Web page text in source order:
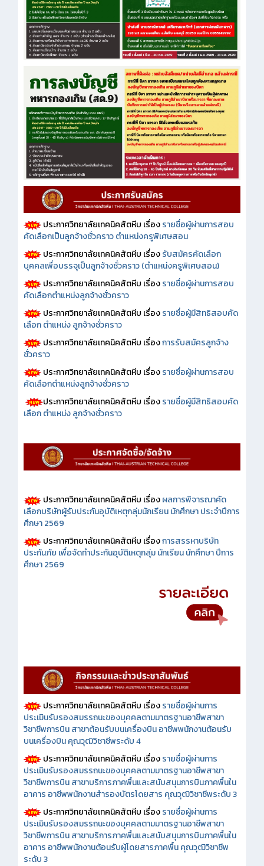
ประกาศวิทยาลัยเทคนิคสัตหีบ เรื่องรายชื่อผู้ผ่านการสอบ
คัดเลือกเป็นลูกจ้างชั่วคราว ตำแหน่งครูพิเศษสอน
ประกาศวิทยาลัยเทคนิคสัตหีบ เรื่องรับสมัครคัดเลือก
บุคคลเพื่อบรรจุเป็นลูกจ้างชั่วคราว (ตำแหน่งครูพิเศษสอน)
ประกาศวิทยาลัยเทคนิคสัตหีบ เรื่องรายชื่อผู้ผ่านการสอบ
คัดเลือกตำแหน่งลูกจ้างชั่วคราว
ประกาศวิทยาลัยเทคนิคสัตหีบ เรื่องรายชื่อผู้มีสิทธิสอบคัด
เลือก ตำแหน่ง ลูกจ้างชั่วคราว
ประกาศวิทยาลัยเทคนิคสัตหีบ เรื่องการรับสมัครลูกจ้าง
ชั่วคราว
ประกาศวิทยาลัยเทคนิคสัตหีบ เรื่องรายชื่อผู้ผ่านการสอบ
คัดเลือกตำแหน่งลูกจ้างชั่วคราว
ประกาศวิทยาลัยเทคนิคสัตหีบ เรื่องรายชื่อผู้มีสิทธิสอบคัด
เลือก ตำแหน่ง ลูกจ้างชั่วคราว
ประกาศวิทยาลัยเทคนิคสัตหีบ เรื่องผลการพิจารณาคัด
เลือกบริษัทผู้รับประกันอุบัติเหตุกลุ่มนักเรียน นักศึกษา ประจำปีการ
ศึกษา 2569
ประกาศวิทยาลัยเทคนิคสัตหีบ เรื่องการสรรหาบริษัท
ประกันภัย เพื่อจัดทำประกันอุบัติเหตุกลุ่ม นักเรียน นักศึกษา ปีการ
ศึกษา 2569
ประกาศวิทยาลัยเทคนิคสัตหีบ เรื่องรายชื่อผู้ผ่านการ
ประเมินรับรองสมรรถนะของบุคคลตามมาตรฐานอาชีพสาขา
วิชาชีพการบิน สาขาต้อนรับบนเครื่องบิน อาชีพพนักงานต้อนรับ
บนเครื่องบิน คุณวุฒิวิชาชีพระดับ 4
ประกาศวิทยาลัยเทคนิคสัตหีบ เรื่องรายชื่อผู้ผ่านการ
ประเมินรับรองสมรรถนะของบุคคลตามมาตรฐานอาชีพสาขา
วิชาชีพการบิน สาขาบริการภาคพื้นและสนับสนุนการบินภาคพื้นใน
อาคาร อาชีพพนักงานสำรองบัตรโดยสาร คุณวุฒิวิชาชีพระดับ 3
ประกาศวิทยาลัยเทคนิคสัตหีบ เรื่องรายชื่อผู้ผ่านการ
ประเมินรับรองสมรรถนะของบุคคลตามมาตรฐานอาชีพสาขา
วิชาชีพการบิน สาขาบริการภาคพื้นและสนับสนุนการบินภาคพื้นใน
อาคาร อาชีพพนักงานต้อนรับผู้โดยสารภาคพื้น คุณวุฒิวิชาชีพ
ระดับ 3